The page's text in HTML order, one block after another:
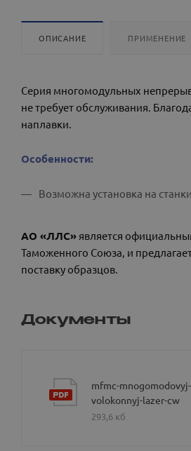
ОПИСАНИЕ ПРИМЕНЕНИЕ
Серия многомодульных
не требует обслуживания.
наплавки.
Особенности:
Возможна установка на
АО «ЛЛС» является
Таможенного Союза, и
поставку образцов.
Документы
mfmc-mnogomodovyj-
volokonnyj-lazer-cw
293,6 кб